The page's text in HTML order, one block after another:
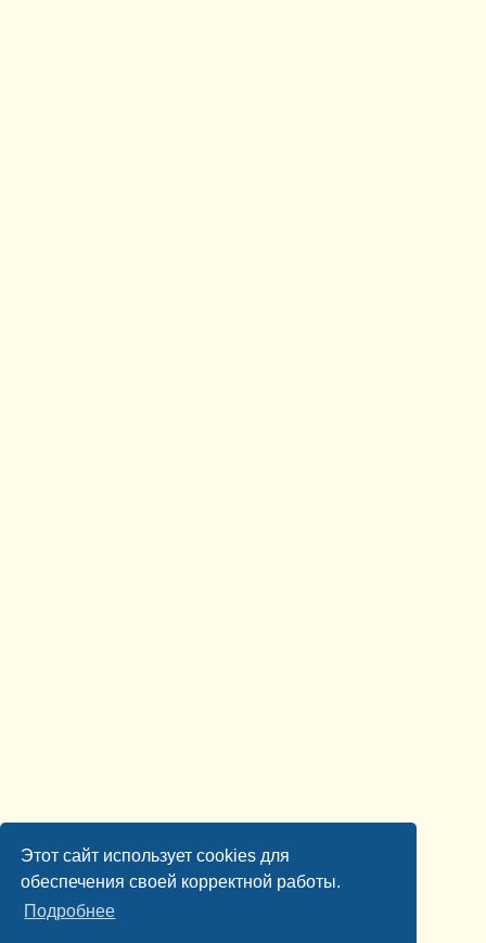
Этот сайт использует cookies для
обеспечения своей корректной работы.
Подробнее